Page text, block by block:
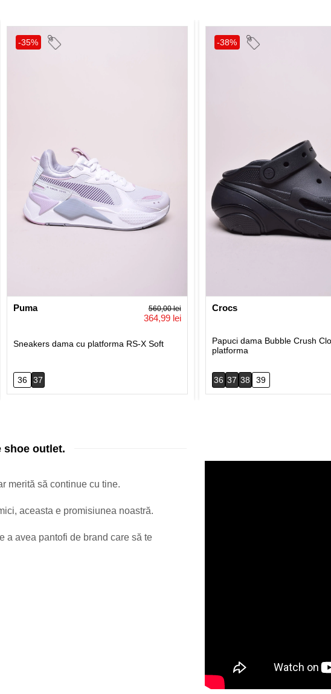
-35%
Puma
Sneakers dama cu platforma RS-X Soft
560,00 lei
364,99 lei
36 37
-38%
Crocs
Papuci dama Bubble Crush
platforma
36 37 38 39
shoe outlet.
merită să continue cu tine.
aceasta e promisiunea noastră.
a avea pantofi de brand care să te